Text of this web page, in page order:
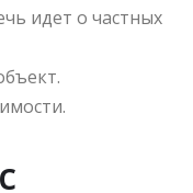
идет о частных